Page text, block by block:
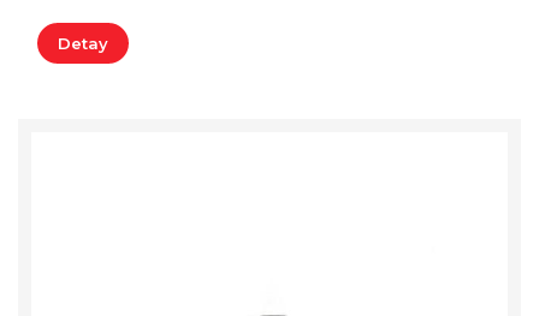
Detay